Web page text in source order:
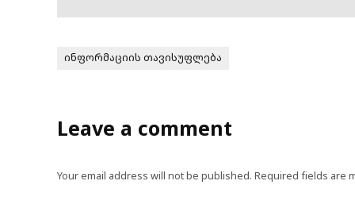
ინფორმაციის თავისუფლება
Leave a comment
Your email address will not be published. Required fields are